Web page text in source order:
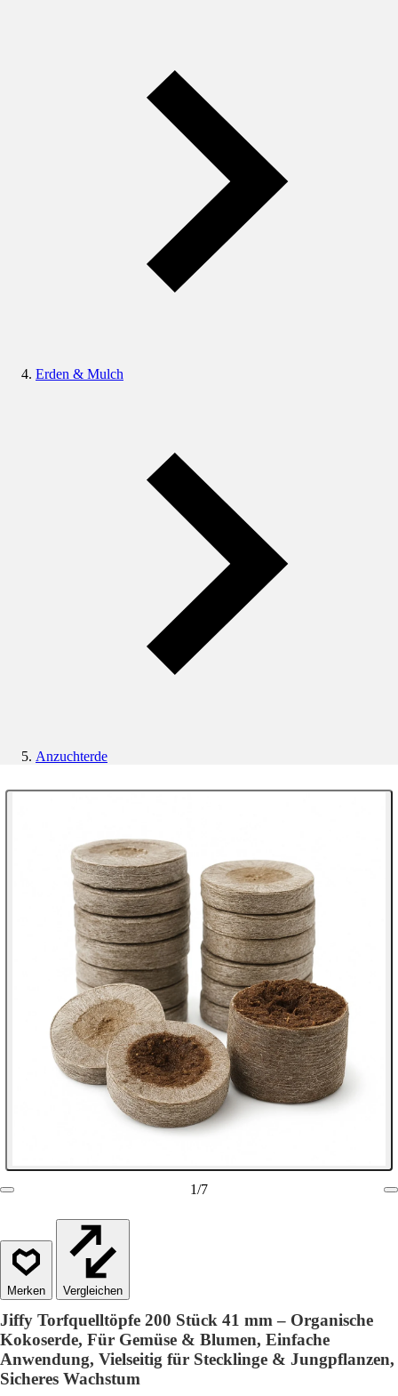
Erden & Mulch
Anzuchterde
1/7
Vergleichen
Jiffy Torfquelltöpfe 200 Stück 41 mm – Organische
Kokoserde, Für Gemüse & Blumen, Einfache
Anwendung, Vielseitig für Stecklinge & Jungpflanzen,
Sicheres Wachstum